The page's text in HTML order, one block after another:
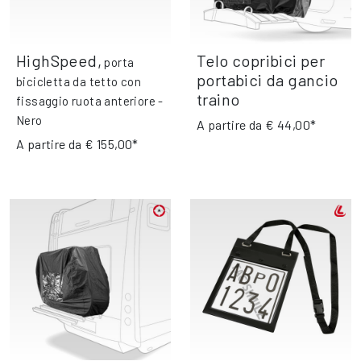
HighSpeed, porta
bicicletta da tetto con
fissaggio ruota anteriore -
Nero
A partire da € 155,00*
Telo copribici per
portabici da gancio
traino
A partire da € 44,00*